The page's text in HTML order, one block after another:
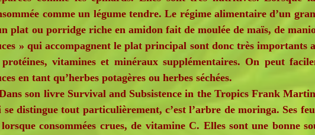
comme un légume tendre. Le régime alimentaire d’un
plat ou porridge riche en amidon fait de moulée de maïs, de
» qui accompagnent le plat principal sont donc très
vitamines et minéraux supplémentaires. On peut
en tant qu’herbes potagères ou herbes séchées.
son livre Survival and Subsistence in the Tropics Frank
se distingue tout particulièrement, c’est l’arbre de moringa. Ses
consommées crues, de vitamine C. Elles sont une bonne